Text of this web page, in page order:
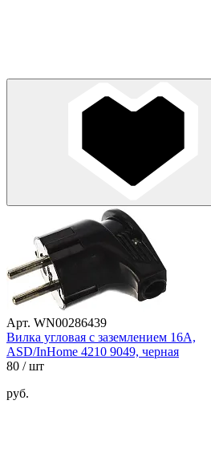
Арт. WN00286439
Вилка угловая с заземлением 16А,
ASD/InHome 4210 9049, черная
80 / шт
руб.